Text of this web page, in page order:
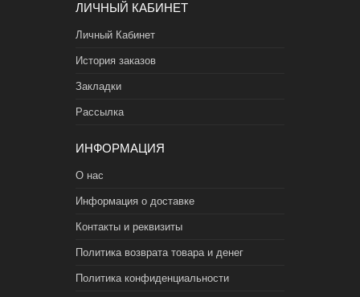
ЛИЧНЫЙ КАБИНЕТ
Личный Кабинет
История заказов
Закладки
Рассылка
ИНФОРМАЦИЯ
О нас
Информация о доставке
Контакты и реквизиты
Политика возврата товара и денег
Политика конфиденциальности